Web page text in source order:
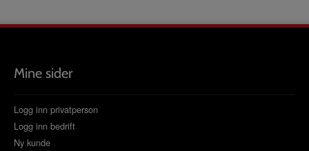
Mine sider
Logg inn privatperson
Logg inn bedrift
Ny kunde